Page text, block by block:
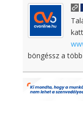
böngéssz a